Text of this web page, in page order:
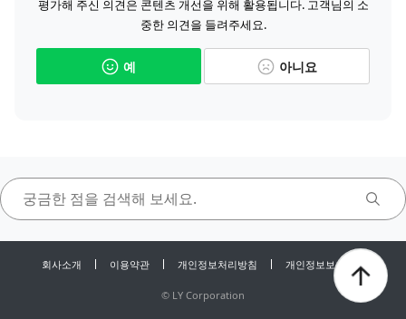
평가해 주신 의견은 콘텐츠 개선을 위해 활용됩니다. 고객님의 소
중한 의견을 들려주세요.
예 아니요
회사소개 이용약관 개인정보처리방침 개인정보보호센터
© LY Corporation